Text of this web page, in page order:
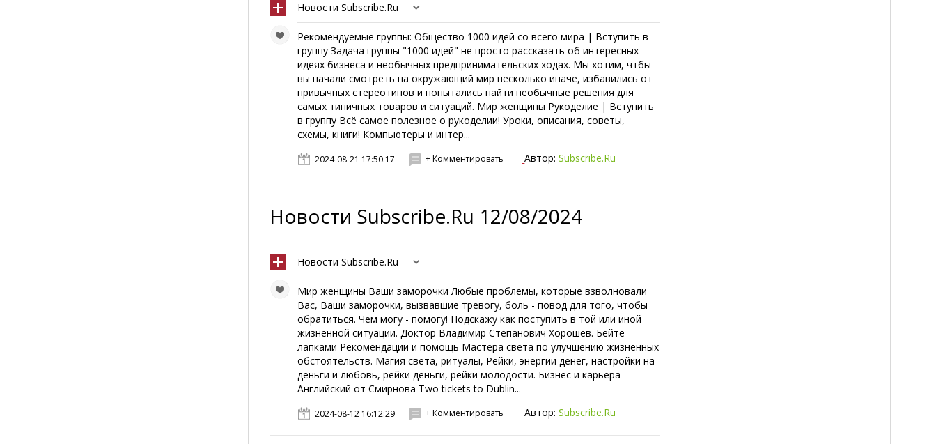
Новости Subscribe.Ru
Рекомендуемые группы: Общество 1000 идей со всего мира | Вступить в
группу Задача группы "1000 идей" не просто рассказать об интересных
идеях бизнеса и необычных предпринимательских ходах. Мы хотим, чтбы
вы начали смотреть на окружающий мир несколько иначе, избавились от
привычных стереотипов и попытались найти необычные решения для
самых типичных товаров и ситуаций. Мир женщины Рукоделие | Вступить
в группу Всё самое полезное о рукоделии! Уроки, описания, советы,
схемы, книги! Компьютеры и интер...
2024-08-21 17:50:17 + Комментировать Автор:Subscribe.Ru
Новости Subscribe.Ru 12/08/2024
Новости Subscribe.Ru
Мир женщины Ваши заморочки Любые проблемы, которые взволновали
Вас, Ваши заморочки, вызвавшие тревогу, боль - повод для того, чтобы
обратиться. Чем могу - помогу! Подскажу как поступить в той или иной
жизненной ситуации. Доктор Владимир Степанович Хорошев. Бейте
лапками Рекомендации и помощь Мастера света по улучшению жизненных
обстоятельств. Магия света, ритуалы, Рейки, энергии денег, настройки на
деньги и любовь, рейки деньги, рейки молодости. Бизнес и карьера
Английский от Смирнова Two tickets to Dublin...
2024-08-12 16:12:29 + Комментировать Автор:Subscribe.Ru